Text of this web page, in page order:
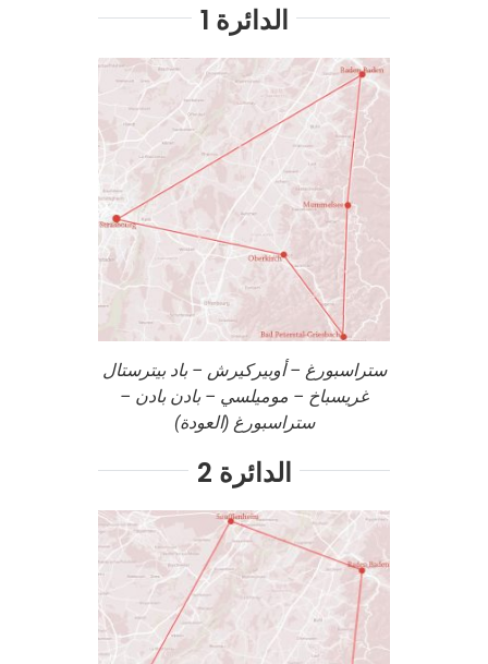
الدائرة 1
ستراسبورغ – أوبيركيرش – باد بيترستال
غريسباخ – موميلسي – بادن بادن –
ستراسبورغ (العودة)
الدائرة 2